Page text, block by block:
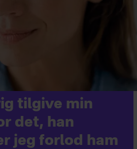
tilgive min
det, han
jeg forlod ham